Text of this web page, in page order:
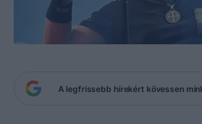
A legfrissebb hírekért kövessen